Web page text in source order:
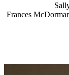
Frances